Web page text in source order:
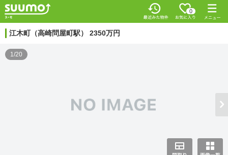
0
江木町（高崎問屋町駅） 2350万円
1/20